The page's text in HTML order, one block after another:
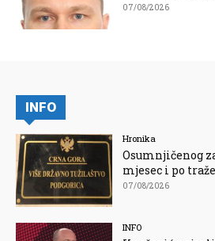
07/08/2026
INFO
Hronika
Osumnjičenog
mjesec i po
07/08/2026
INFO